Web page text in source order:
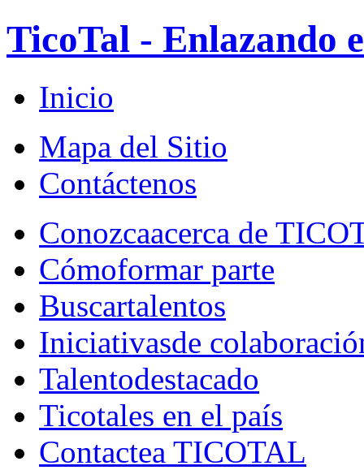
TicoTal - Enlazando
Inicio
Mapa del Sitio
Contáctenos
Conozcaacerca de
Cómoformar parte
Buscartalentos
Iniciativasde
Talentodestacado
Ticotales en el país
Contactea TICOTAL